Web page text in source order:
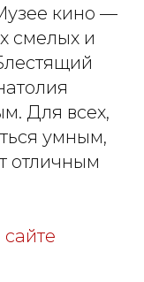
кино —
смелых и
Для всех,
умным,
отличным